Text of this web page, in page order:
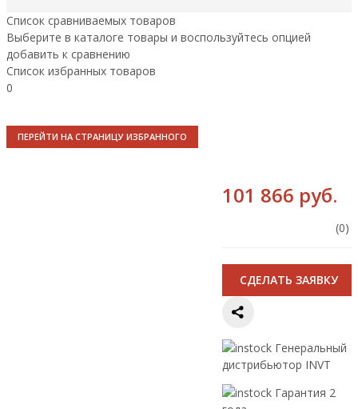
Список сравниваемых товаров
Выберите в каталоге товары и воспользуйтесь опцией
добавить к сравнению
Список избранных товаров
0
ПЕРЕЙТИ НА СТРАНИЦУ ИЗБРАННОГО
101 866 руб.
(0)
CДЕЛАТЬ ЗАЯВКУ
Генеральный
дистрибьютор INVT
Гарантия 2